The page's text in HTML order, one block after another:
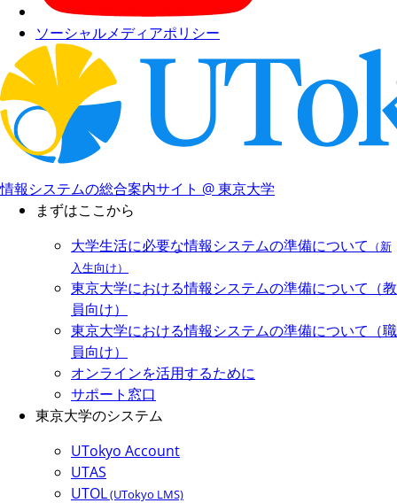
ソーシャルメディアポリシー
情報システムの総合案内サイト @ 東京大学
まずはここから
大学生活に必要な情報システムの準備について （新
入生向け）
東京大学における情報システムの準備について（教
員向け）
東京大学における情報システムの準備について（職
員向け）
オンラインを活用するために
サポート窓口
東京大学のシステム
UTokyo Account
UTAS
UTOL(UTokyo LMS)